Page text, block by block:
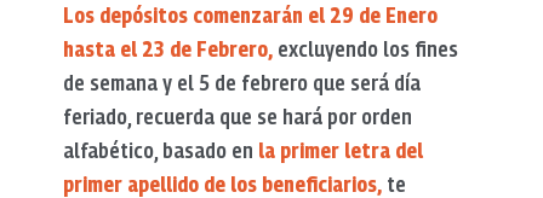
Los depósitos comenzarán el 29 de Enero
hasta el 23 de Febrero,excluyendo los fines
de semana y el 5 de febrero que será día
feriado, recuerda que se hará por orden
alfabético, basado en la primer letra del
primer apellido de los beneficiarios,te